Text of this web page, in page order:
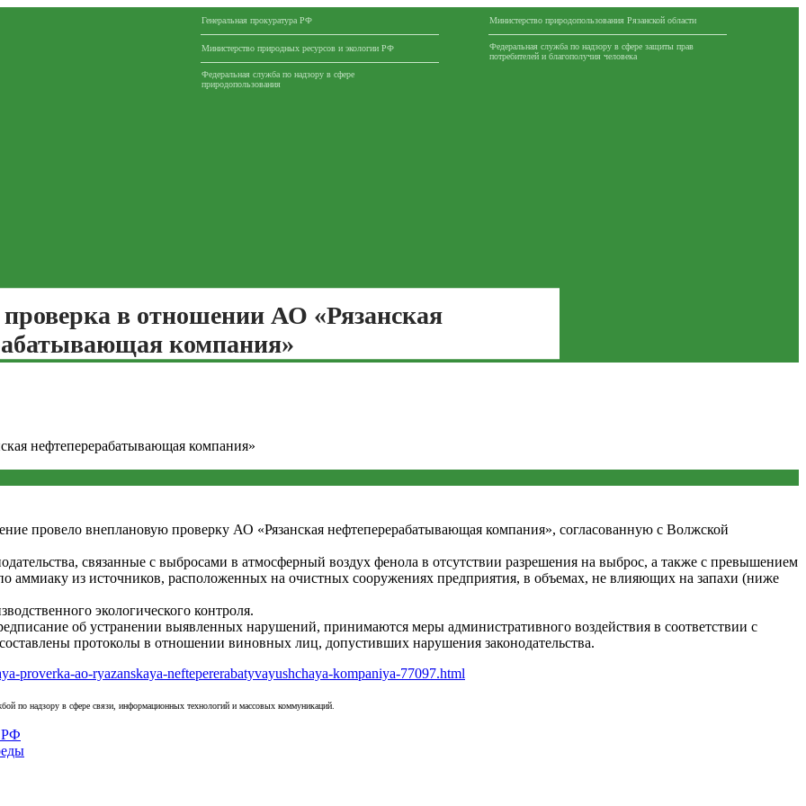
Генеральная прокуратура РФ
Министерство природных ресурсов и экологии РФ
Федеральная служба по надзору в сфере
природопользования
Министерство природопользования Рязанской области
Федеральная служба по надзору в сфере защиты прав
потребителей и благополучия человека
в отношении АО «Рязанская
компания»
нефтеперерабатывающая компания»
провело внеплановую проверку АО «Рязанская нефтеперерабатывающая компания», согласованную с Волжской
связанные с выбросами в атмосферный воздух фенола в отсутствии разрешения на выброс, а также с превышением
аммиаку из источников, расположенных на очистных сооружениях предприятия, в объемах, не влияющих на запахи (ниже
экологического контроля.
об устранении выявленных нарушений, принимаются меры административного воздействия в соответствии с
протоколы в отношении виновных лиц, допустивших нарушения законодательства.
proverka-ao-ryazanskaya-neftepererabatyvayushchaya-kompaniya-77097.html
по надзору в сфере связи, информационных технологий и массовых коммуникаций.
РФ